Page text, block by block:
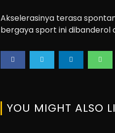
Akselerasinya terasa
bergaya sport ini dibanderol
YOU MIGHT ALSO